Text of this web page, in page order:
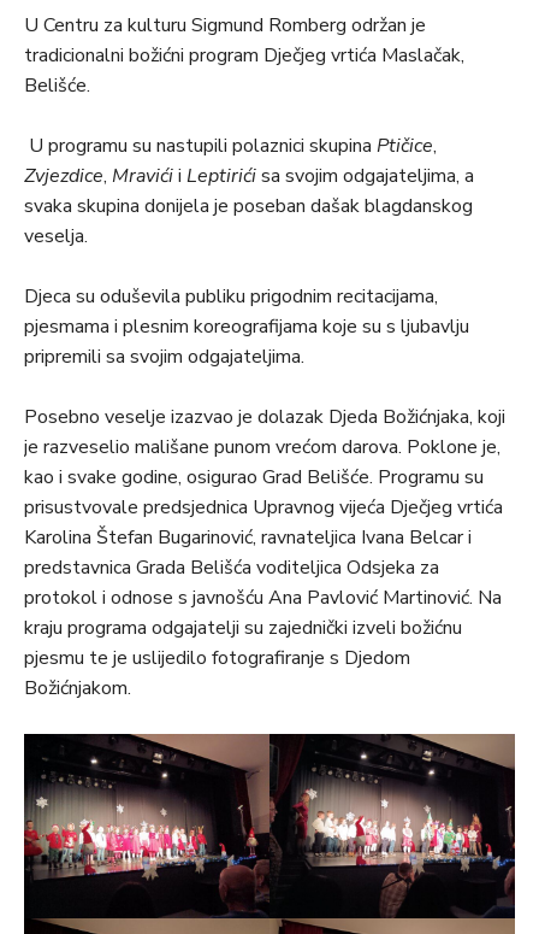
U Centru za kulturu Sigmund Romberg održan je
tradicionalni božićni program Dječjeg vrtića Maslačak,
Belišće.
U programu su nastupili polaznici skupina Ptičice,
Zvjezdice, Mravićii Leptirićisa svojim odgajateljima, a
svaka skupina donijela je poseban dašak blagdanskog
veselja.
Djeca su oduševila publiku prigodnim recitacijama,
pjesmama i plesnim koreografijama koje su s ljubavlju
pripremili sa svojim odgajateljima.
Posebno veselje izazvao je dolazak Djeda Božićnjaka, koji
je razveselio mališane punom vrećom darova. Poklone je,
kao i svake godine, osigurao Grad Belišće. Programu su
prisustvovale predsjednica Upravnog vijeća Dječjeg vrtića
Karolina Štefan Bugarinović, ravnateljica Ivana Belcar i
predstavnica Grada Belišća voditeljica Odsjeka za
protokol i odnose s javnošću Ana Pavlović Martinović. Na
kraju programa odgajatelji su zajednički izveli božićnu
pjesmu te je uslijedilo fotografiranje s Djedom
Božićnjakom.